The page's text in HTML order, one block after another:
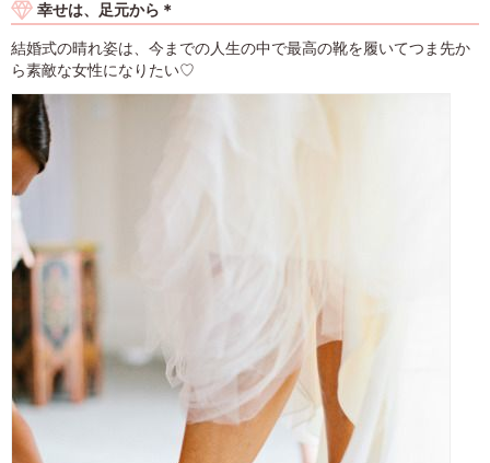
幸せは、足元から＊
結婚式の晴れ姿は、今までの人生の中で最高の靴を履いてつま先か
ら素敵な女性になりたい♡